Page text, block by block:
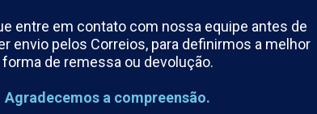
se interessar por:
entre em contato com nossa equipe antes de
envio pelos Correios, para definirmos a melhor
forma de remessa ou devolução.
Agradecemos a compreensão.